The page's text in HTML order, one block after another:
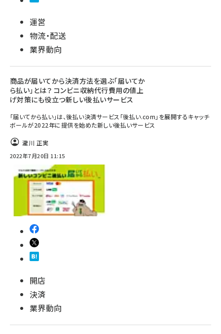
運営
物流・配送
業界動向
商品が届いてから決済方法を選ぶ「届いてか
ら払い」とは？ コンビニ収納代行費用の値上
げ対策にも役立つ新しい後払いサービス
「届いてから払い」は、後払い決済サービス「後払い.com」を展開するキャッチ
ボールが2022年に提供を始めた新しい後払いサービス
瀧川 正実
2022年7月20日 11:15
開店
決済
業界動向